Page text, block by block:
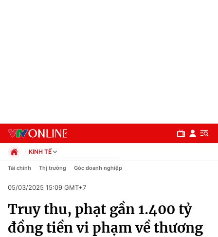
Chuyên mục
Chính trị
KINH TẾ
Chính trị
Pháp luật
Kinh tế
Thể thao
Truyền hình
Tài chính Thị trường Góc doanh nghiệp
05/03/2025 15:09 GMT+7
Truy thu, phạt gần 1.400 tỷ
đồng tiền vi phạm về thương